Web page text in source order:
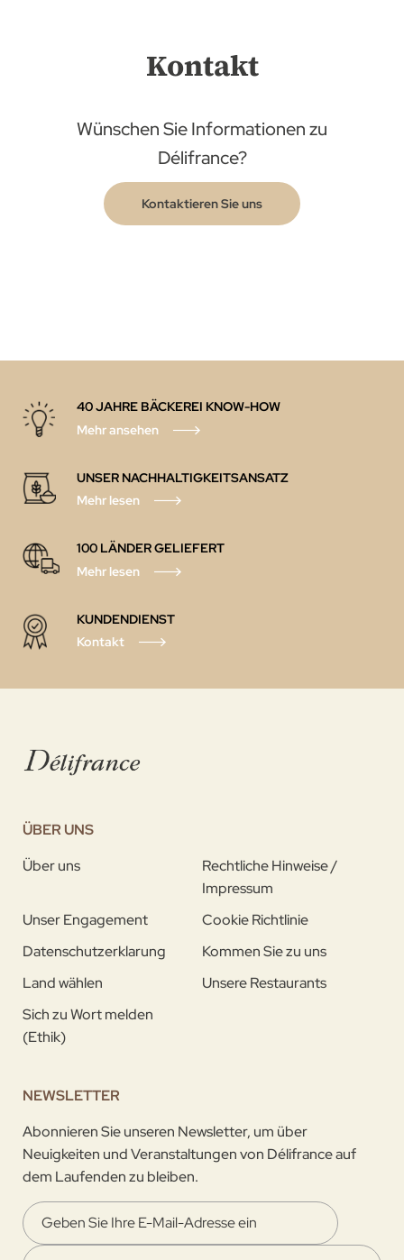
Kontakt
Wünschen Sie Informationen zu
Délifrance?
Kontaktieren Sie uns
40 JAHRE BÄCKEREI KNOW-HOW
Mehr ansehen
UNSER NACHHALTIGKEITSANSATZ
Mehr lesen
100 LÄNDER GELIEFERT
Mehr lesen
KUNDENDIENST
Kontakt
ÜBER UNS
Über uns
Rechtliche Hinweise /
Impressum
Unser Engagement
Cookie Richtlinie
Datenschutzerklarung
Kommen Sie zu uns
Land wählen
Unsere Restaurants
Sich zu Wort melden
(Ethik)
NEWSLETTER
Abonnieren Sie unseren Newsletter, um über
Neuigkeiten und Veranstaltungen von Délifrance auf
dem Laufenden zu bleiben.